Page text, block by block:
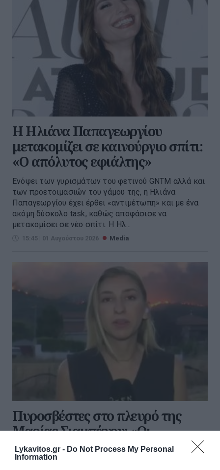
Lykavitos.gr - Do Not Process My Personal
Information
Η Ηλιάνα Παπαγεωργίου
μετακομίζει σε καινούργιο σπίτι:
«Ο απόλυτος εφιάλτης»
Ενόψει των γυρισμάτων του φετινού GNTM αλλά και
των προετοιμασιών του γάμου της, η Ηλιάνα
Παπαγεωργίου έχει έρθει «αντιμέτωπη» και με ένα
ακόμη δύσκολο task, καθώς αποφάσισε να
μετακομίσει σε νέο σπίτι. Η Ηλ...
15:45 | 01 Αυγούστου 2026 Media
Πυροσβέστες στο πλευρό της
Μαρίας Σιαμπάνου: «Οι
ανθρωποφάγοι του καναπέ ας
δείξουν αυτοσυγκράτηση»